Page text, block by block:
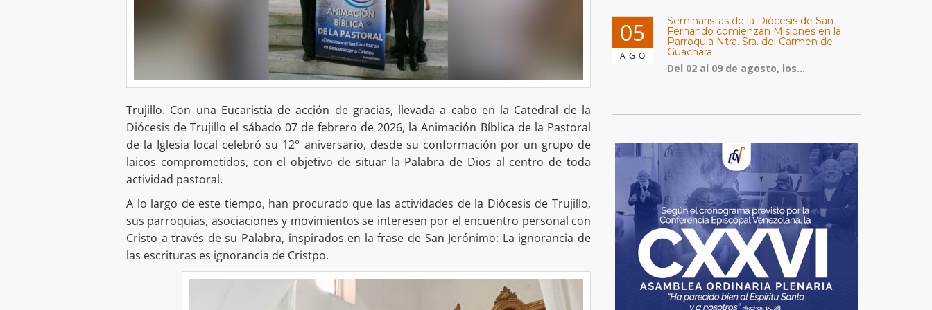
Trujillo. Con una Eucaristía de acción de gracias, llevada a cabo en la Catedral de la
Diócesis de Trujillo el sábado 07 de febrero de 2026, la Animación Bíblica de la Pastoral
de la Iglesia local celebró su 12° aniversario, desde su conformación por un grupo de
laicos comprometidos, con el objetivo de situar la Palabra de Dios al centro de toda
actividad pastoral.
A lo largo de este tiempo, han procurado que las actividades de la Diócesis de Trujillo,
sus parroquias, asociaciones y movimientos se interesen por el encuentro personal con
Cristo a través de su Palabra, inspirados en la frase de San Jerónimo: La ignorancia de
las escrituras es ignorancia de Cristpo.
05
AGO
Seminaristas de la Diócesis de San
Fernando comienzan Misiones en la
Parroquia Ntra. Sra. del Carmen de
Guachara
Del 02 al 09 de agosto, los...